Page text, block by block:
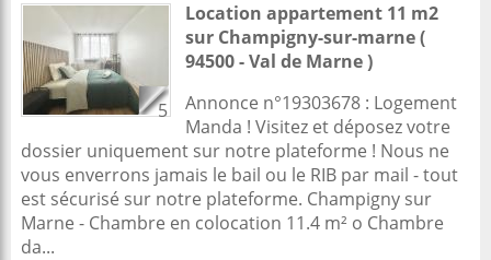
5
Location appartement 11 m2
sur Champigny-sur-marne(
94500 - Val de Marne )
Annonce n°19303678 : Logement
Manda ! Visitez et déposez votre
dossier uniquement sur notre plateforme ! Nous ne
vous enverrons jamais le bail ou le RIB par mail - tout
est sécurisé sur notre plateforme. Champigny sur
Marne - Chambre en colocation 11.4 m² o Chambre
da...